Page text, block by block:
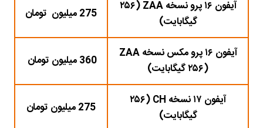
آیفون ۱۶ پرو نسخه ZAA (۲۵۶
گیگابایت)
275 میلیون تومان
آیفون ۱۶ پرو مکس نسخه ZAA
(۲۵۶ گیگابایت)
360 میلیون تومان
آیفون ۱۷ نسخه CH (۲۵۶
گیگابایت)
275 میلیون تومان